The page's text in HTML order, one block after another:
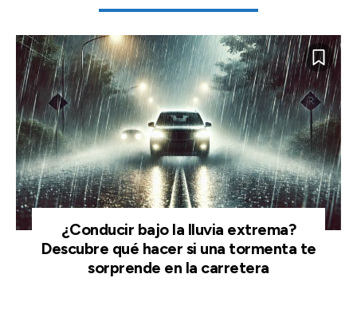
¿Conducir bajo la lluvia extrema?
Descubre qué hacer si una tormenta te
sorprende en la carretera